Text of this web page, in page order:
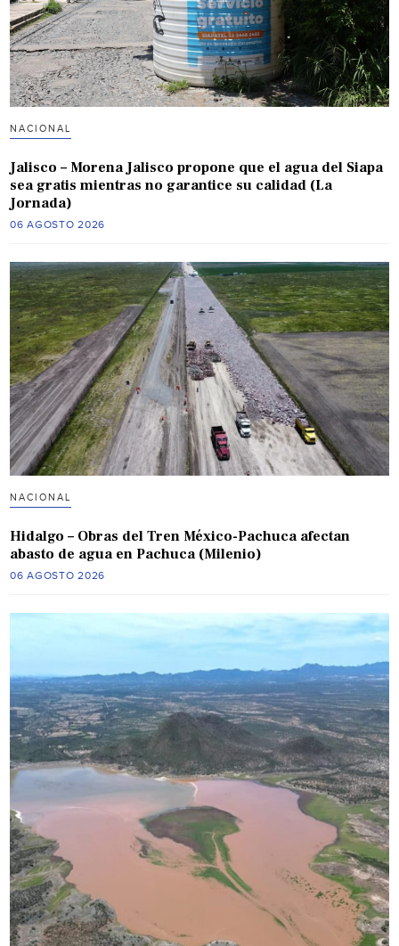
NACIONAL
Jalisco – Morena Jalisco propone que el agua del Siapa
sea gratis mientras no garantice su calidad (La
Jornada)
06 AGOSTO 2026
NACIONAL
Hidalgo – Obras del Tren México-Pachuca afectan
abasto de agua en Pachuca (Milenio)
06 AGOSTO 2026